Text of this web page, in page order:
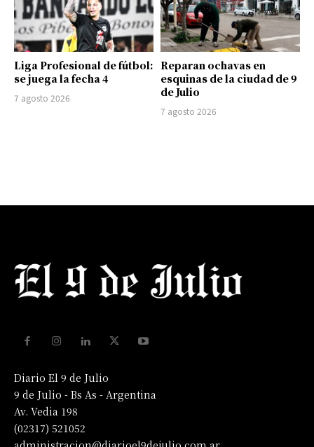
Liga Profesional de fútbol:
se juega la fecha 4
7 agosto 2026
Reparan ochavas en
esquinas de la ciudad de 9
de Julio
7 agosto 2026
Diario El 9 de Julio
9 de Julio - Bs As - Argentina
Av. Vedia 198
(02317) 521052